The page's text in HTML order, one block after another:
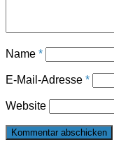
Name *
E-Mail-Adresse *
Website